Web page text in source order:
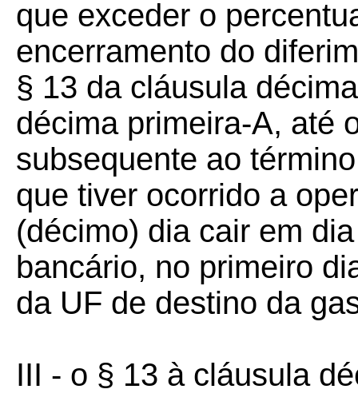
que exceder o
encerramento do
§ 13 da cláusula
décima primeira-A, até
subsequente ao
que tiver ocorrido a
(décimo) dia cair em
bancário, no primeiro
da UF de destino da
III - o § 13 à cláusula